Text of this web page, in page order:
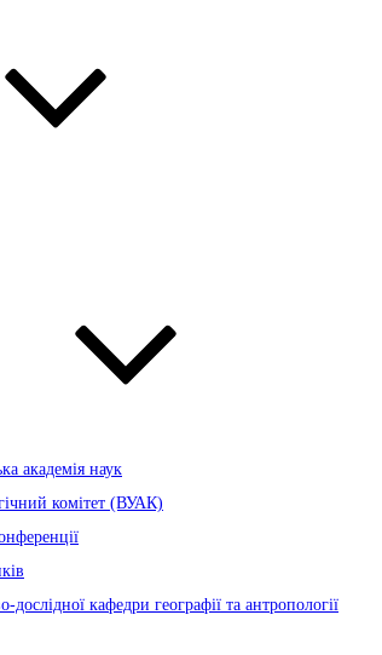
академія наук
комітет (ВУАК)
дослідної кафедри географії та антропології